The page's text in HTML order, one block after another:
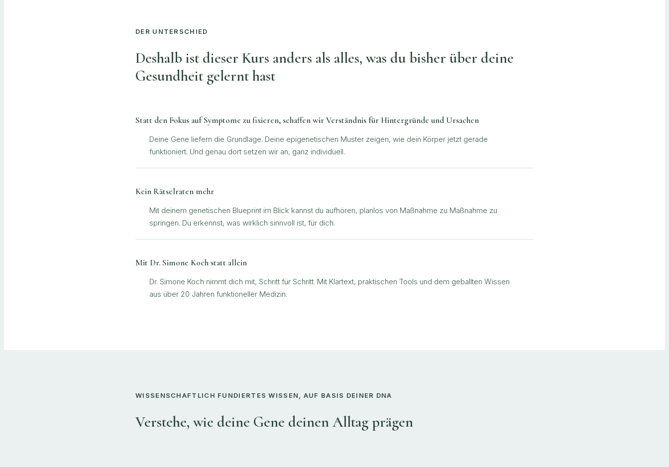
DER UNTERSCHIED
Deshalb ist dieser Kurs anders als alles, was du bisher über deine
Gesundheit gelernt hast
Statt den Fokus auf Symptome zu fixieren, schaffen wir Verständnis für Hintergründe und Ursachen
Deine Gene liefern die Grundlage. Deine epigenetischen Muster zeigen, wie dein Körper jetzt gerade
funktioniert. Und genau dort setzen wir an, ganz individuell.
Kein Rätselraten mehr
Mit deinem genetischen Blueprint im Blick kannst du aufhören, planlos von Maßnahme zu Maßnahme zu
springen. Du erkennst, was wirklich sinnvoll ist, für dich.
Mit Dr. Simone Koch statt allein
Dr. Simone Koch nimmt dich mit, Schritt für Schritt. Mit Klartext, praktischen Tools und dem geballten Wissen
aus über 20 Jahren funktioneller Medizin.
WISSENSCHAFTLICH FUNDIERTES WISSEN, AUF BASIS DEINER DNA
Verstehe, wie deine Gene deinen Alltag prägen